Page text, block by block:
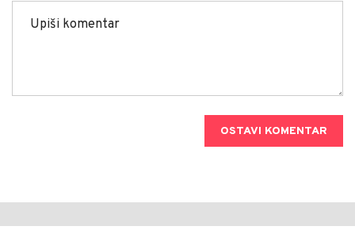
OSTAVI KOMENTAR